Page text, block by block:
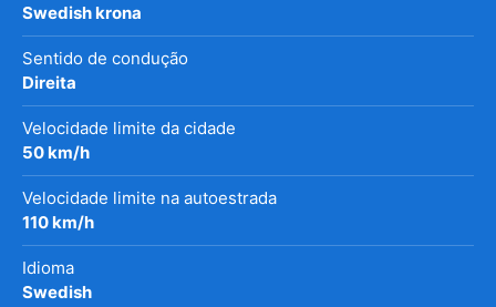
Swedish krona
Sentido de condução
Direita
Velocidade limite da cidade
50 km/h
Velocidade limite na autoestrada
110 km/h
Idioma
Swedish